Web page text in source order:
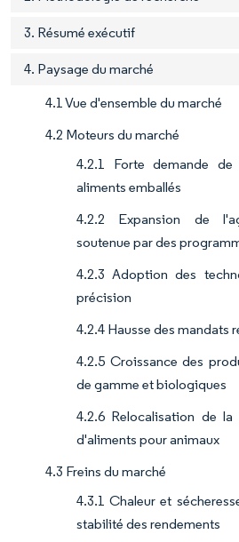
3. Résumé exécutif
4. Paysage du marché
4.1 Vue d'ensemble du marché
4.2 Moteurs du marché
4.2.1 Forte demande
aliments emballés
4.2.2 Expansion de
soutenue par des
4.2.3 Adoption des
précision
4.2.4 Hausse des mandats
4.2.5 Croissance des
de gamme et biologiques
4.2.6 Relocalisation de
d'aliments pour animaux
4.3 Freins du marché
4.3.1 Chaleur et
stabilité des rendements